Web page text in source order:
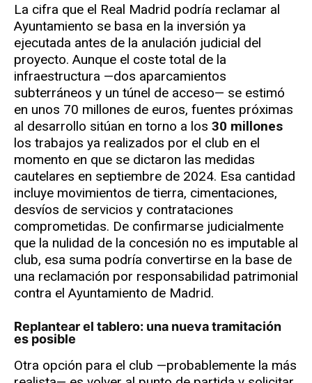
La cifra que el Real Madrid podría reclamar al
Ayuntamiento se basa en la inversión ya
ejecutada antes de la anulación judicial del
proyecto. Aunque el coste total de la
infraestructura —dos aparcamientos
subterráneos y un túnel de acceso— se estimó
en unos 70 millones de euros, fuentes próximas
al desarrollo sitúan en torno a los 30 millones
los trabajos ya realizados por el club en el
momento en que se dictaron las medidas
cautelares en septiembre de 2024. Esa cantidad
incluye movimientos de tierra, cimentaciones,
desvíos de servicios y contrataciones
comprometidas. De confirmarse judicialmente
que la nulidad de la concesión no es imputable al
club, esa suma podría convertirse en la base de
una reclamación por responsabilidad patrimonial
contra el Ayuntamiento de Madrid.
Replantear el tablero: una nueva tramitación
es posible
Otra opción para el club —probablemente la más